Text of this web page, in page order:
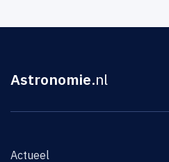
Astronomie.nl
Actueel